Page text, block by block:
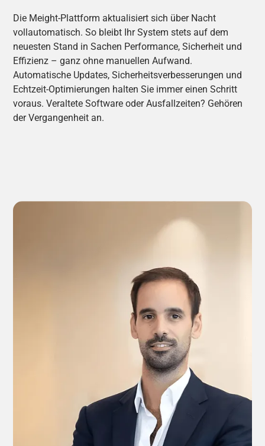
Die Meight-Plattform aktualisiert sich über Nacht
vollautomatisch. So bleibt Ihr System stets auf dem
neuesten Stand in Sachen Performance, Sicherheit und
Effizienz – ganz ohne manuellen Aufwand.
Automatische Updates, Sicherheitsverbesserungen und
Echtzeit-Optimierungen halten Sie immer einen Schritt
voraus. Veraltete Software oder Ausfallzeiten? Gehören
der Vergangenheit an.